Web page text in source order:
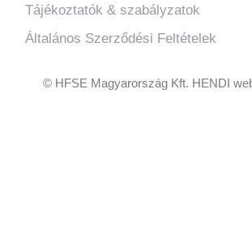
Tájékoztatók & szabályzatok
Általános Szerződési Feltételek
© HFSE Magyarország Kft. HENDI